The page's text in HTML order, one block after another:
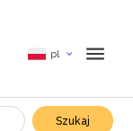
pl
Szukaj